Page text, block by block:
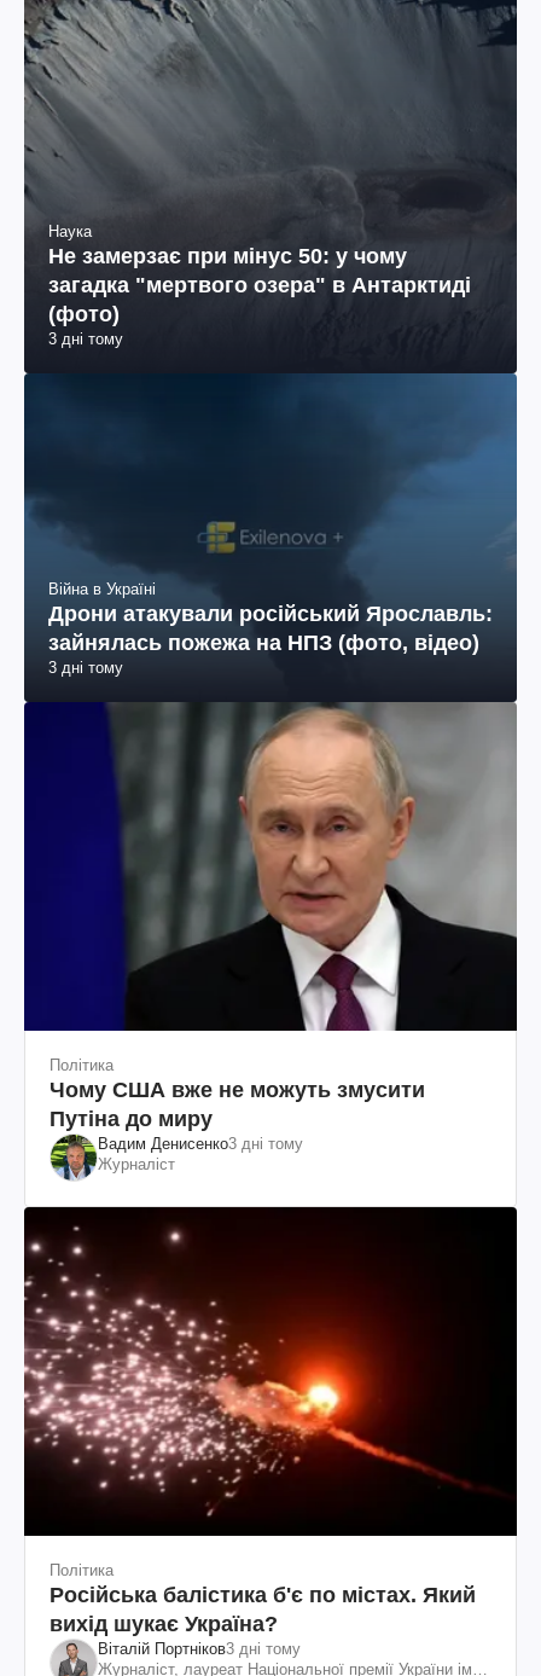
Наука
Не замерзає при мінус 50: у чому
загадка "мертвого озера" в Антарктиді
(фото)
3 дні тому
Війна в Україні
Дрони атакували російський Ярославль:
зайнялась пожежа на НПЗ (фото, відео)
3 дні тому
Політика
Чому США вже не можуть змусити
Путіна до миру
Вадим Денисенко3 дні тому
Журналіст
Політика
Російська балістика б'є по містах. Який
вихід шукає Україна?
Віталій Портніков3 дні тому
Журналіст, лауреат Національної премії України ім.